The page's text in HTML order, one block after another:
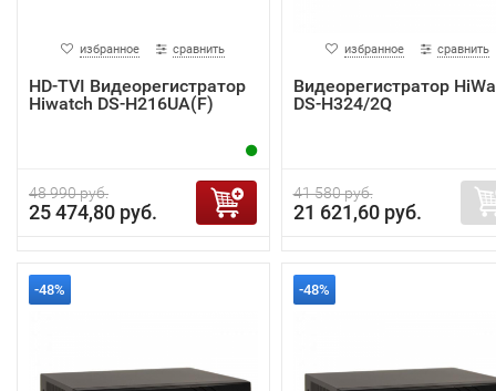
избранное сравнить
HD-TVI Видеорегистратор
Hiwatch DS-H216UA(F)
48 990 руб.
25 474,80 руб.
избранное сравнить
Видеорегистратор
DS-H324/2Q
41 580 руб.
21 621,60 руб.
-48% -48%